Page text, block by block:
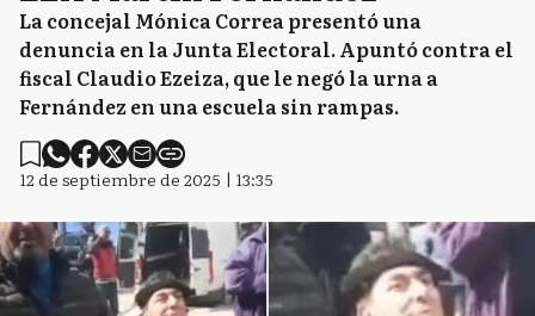
La concejal Mónica Correa presentó una
denuncia en la Junta Electoral. Apuntó contra el
fiscal Claudio Ezeiza, que le negó la urna a
Fernández en una escuela sin rampas.
12 de septiembre de 2025 | 13:35